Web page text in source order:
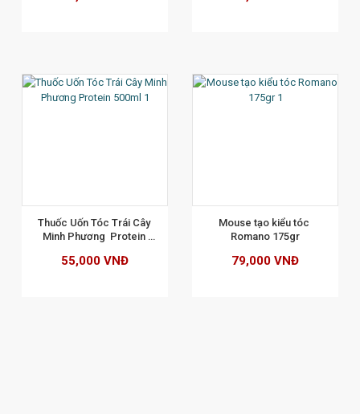
Thuốc Uốn Tóc Trái Cây
Minh Phương  Protein
55,000 VNĐ
Mouse tạo kiểu tóc
Romano 175gr
79,000 VNĐ